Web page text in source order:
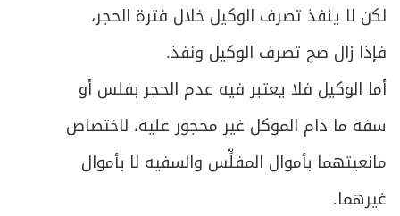
لكن لا ينفذ تصرف الوكيل خلال فترة الحجر،
فإذا زال صح تصرف الوكيل ونفذ.
أما الوكيل فلا يعتبر فيه عدم الحجر بفلس أو
سفه ما دام الموكل غير محجور عليه، لاختصاص
مانعيتهما بأموال المفلِّس والسفيه لا بأموال
غيرهما.